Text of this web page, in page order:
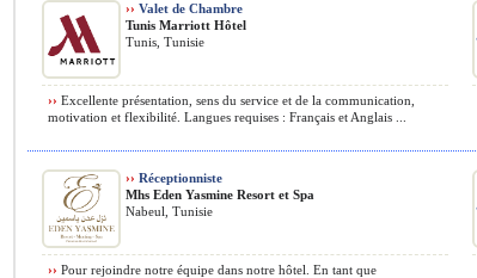
›› Valet de Chambre
Tunis Marriott Hôtel
Tunis, Tunisie
›› Excellente présentation, sens du service et de la communication,
motivation et flexibilité. Langues requises : Français et Anglais ...
›› Réceptionniste
Mhs Eden Yasmine Resort et Spa
Nabeul, Tunisie
›› Pour rejoindre notre équipe dans notre hôtel. En tant que